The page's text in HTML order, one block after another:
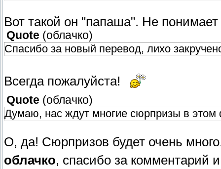
Вот такой он "папаша". Не
Quote (облачко)
Спасибо за новый перевод, лихо
Всегда пожалуйста!
Quote (облачко)
Думаю, нас ждут многие сюрпризы в
О, да! Сюрпризов будет очень
облачко, спасибо за комментарий